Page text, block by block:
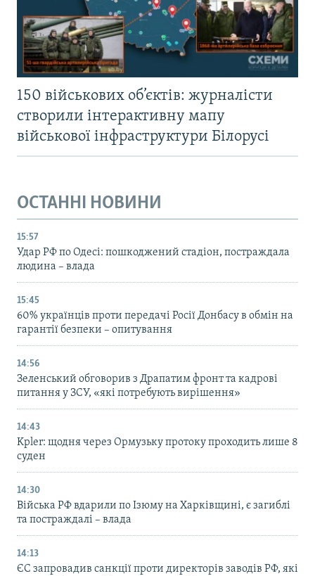
150 військових об’єктів: журналісти
створили інтерактивну мапу
військової інфраструктури Білорусі
ОСТАННІ НОВИНИ
15:57
Удар РФ по Одесі: пошкоджений стадіон, постраждала
людина – влада
15:45
60% українців проти передачі Росії Донбасу в обмін на
гарантії безпеки – опитування
14:56
Зеленський обговорив з Драпатим фронт та кадрові
питання у ЗСУ, «які потребують вирішення»
14:43
Kpler: щодня через Ормузьку протоку проходить лише 8
суден
14:30
Війська РФ вдарили по Ізюму на Харківщині, є загиблі
та постраждалі – влада
14:13
ЄС запровадив санкції проти директорів заводів РФ, які